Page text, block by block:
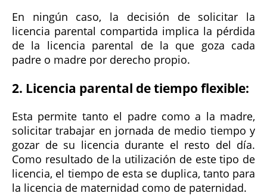
En ningún caso, la decisión de solicitar la
licencia parental compartida implica la pérdida
de la licencia parental de la que goza cada
padre o madre por derecho propio.
2. Licencia parental de tiempo flexible:
Esta permite tanto el padre como a la madre,
solicitar trabajar en jornada de medio tiempo y
gozar de su licencia durante el resto del día.
Como resultado de la utilización de este tipo de
licencia, el tiempo de esta se duplica, tanto para
la licencia de maternidad como de paternidad.